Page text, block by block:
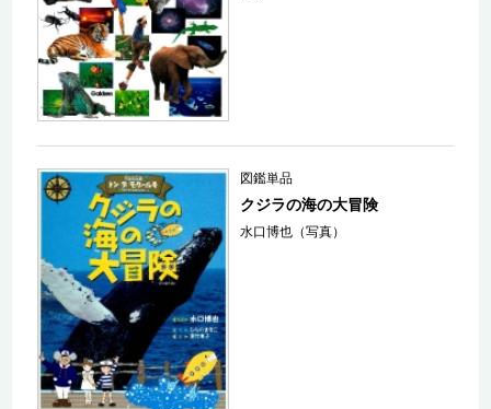
図鑑単品
クジラの海の大冒険
水口博也（写真）